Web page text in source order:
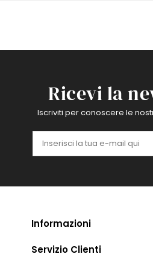
Ricevi la
Iscriviti per conoscere le
Informazioni
Servizio Clienti